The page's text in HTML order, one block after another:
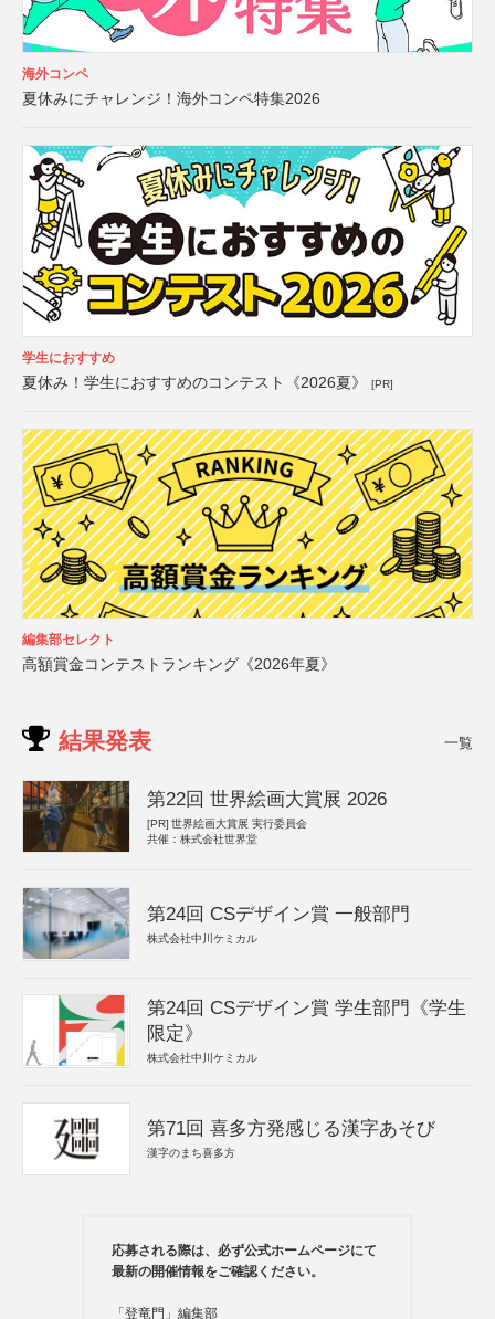
海外コンペ
夏休みにチャレンジ！海外コンペ特集2026
学生におすすめ
夏休み！学生におすすめのコンテスト《2026夏》 [PR]
編集部セレクト
高額賞金コンテストランキング《2026年夏》
結果発表 一覧
第22回 世界絵画大賞展 2026
[PR] 世界絵画大賞展 実行委員会
共催：株式会社世界堂
第24回 CSデザイン賞 一般部門
株式会社中川ケミカル
第24回 CSデザイン賞 学生部門《学生
限定》
株式会社中川ケミカル
第71回 喜多方発感じる漢字あそび
漢字のまち喜多方
応募される際は、必ず公式ホームページにて
最新の開催情報をご確認ください。
「登竜門」編集部